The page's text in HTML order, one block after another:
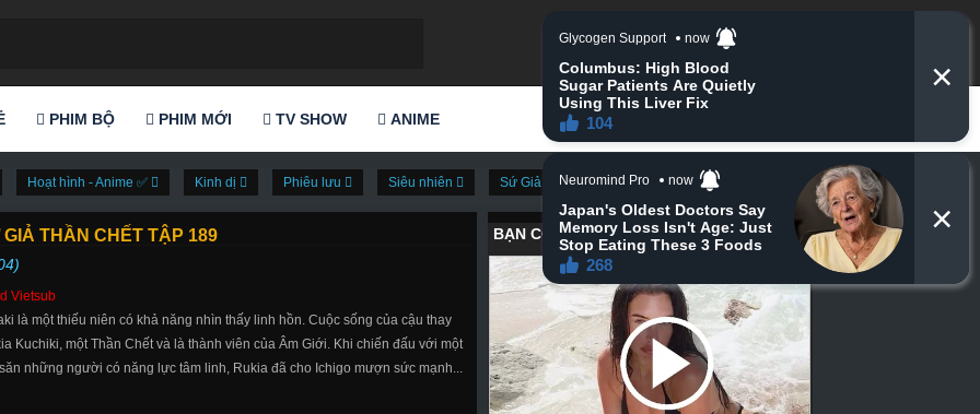
PHIM BỘ PHIM MỚI TV SHOW ANIME
Hoạt hình - Anime ✅ Kinh dị Phiêu lưu Siêu nhiên Sứ Giả Thần Chết
THẦN CHẾT TẬP 189
Vietsub
là một thiếu niên có khả năng nhìn thấy linh hồn. Cuộc sống của cậu thay
Kuchiki, một Thần Chết và là thành viên của Âm Giới. Khi chiến đấu với một
những người có năng lực tâm linh, Rukia đã cho Ichigo mượn sức mạnh...